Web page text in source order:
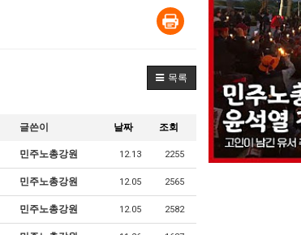
목록
글쓴이 날짜 조회
민주노총강원 12.13 2255
민주노총강원 12.05 2565
민주노총강원 12.05 2582